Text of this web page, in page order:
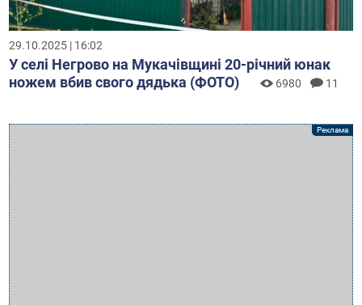
29.10.2025 | 16:02
У селі Негрово на Мукачівщині 20-річний юнак
ножем вбив свого дядька (ФОТО)
6980 11